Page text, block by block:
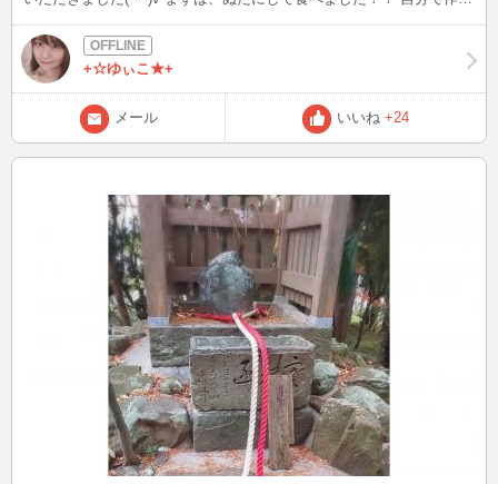
にして食べよ～(*´з`)
+☆ゆぃこ★+
メール いいね +24